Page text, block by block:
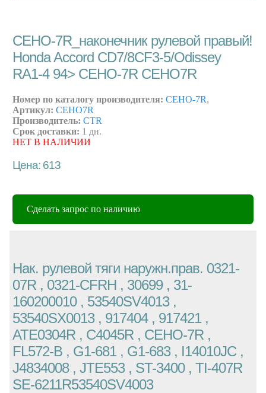
CEHO-7R_наконечник рулевой правый!
Honda Accord CD7/8CF3-5/Odissey
RA1-4 94> CEHO-7R CEHO7R
Номер по каталогу производителя: CEHO-7R,
Артикул: CEHO7R
Производитель: CTR
Срок доставки: 1 дн.
НЕТ В НАЛИЧИИ
Цена: 613
Сделать запрос по наличию
Нак. рулевой тяги наружн.прав. 0321-
07R , 0321-CFRH , 30699 , 31-
160200010 , 53540SV4013 ,
53540SX0013 , 917404 , 917421 ,
ATE0304R , C4045R , CEHO-7R ,
FL572-B , G1-681 , G1-683 , I14010JC ,
J4834008 , JTE553 , ST-3400 , TI-407R
SE-6211R53540SV4003